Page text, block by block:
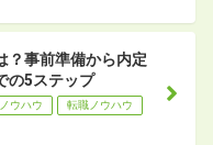
？事前準備から内定
の5ステップ
ウハウ 転職ノウハウ